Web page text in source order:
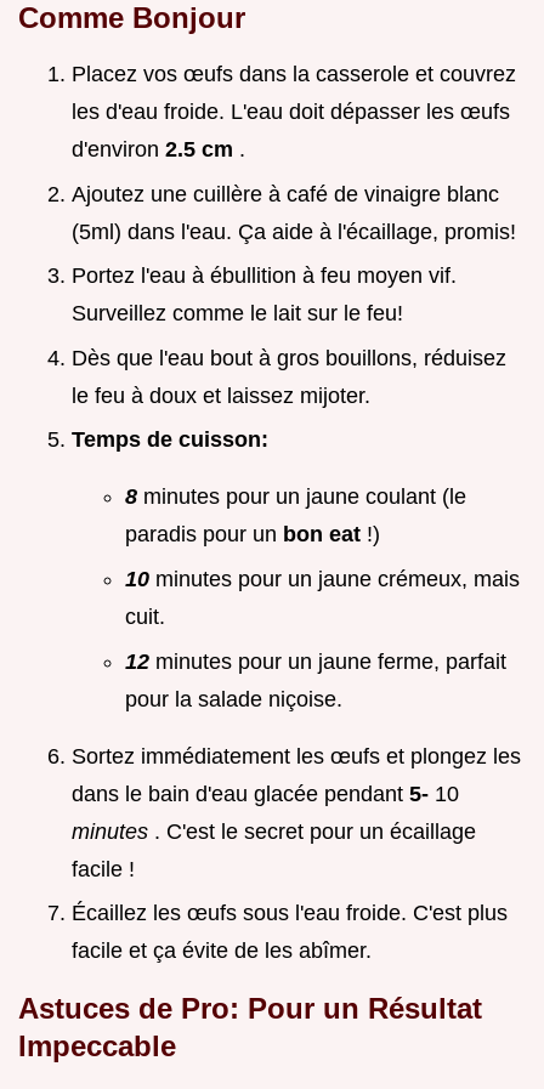
Comme Bonjour
Placez vos œufs dans la casserole et couvrez
les d'eau froide. L'eau doit dépasser les œufs
d'environ 2.5 cm .
Ajoutez une cuillère à café de vinaigre blanc
(5ml) dans l'eau. Ça aide à l'écaillage, promis!
Portez l'eau à ébullition à feu moyen vif.
Surveillez comme le lait sur le feu!
Dès que l'eau bout à gros bouillons, réduisez
le feu à doux et laissez mijoter.
Temps de cuisson:
8 minutes pour un jaune coulant (le
paradis pour un bon eat !)
10 minutes pour un jaune crémeux, mais
cuit.
12 minutes pour un jaune ferme, parfait
pour la salade niçoise.
Sortez immédiatement les œufs et plongez les
dans le bain d'eau glacée pendant 5- 10
minutes . C'est le secret pour un écaillage
facile !
Écaillez les œufs sous l'eau froide. C'est plus
facile et ça évite de les abîmer.
Astuces de Pro: Pour un Résultat
Impeccable